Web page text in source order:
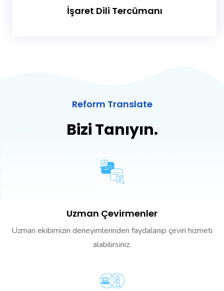
İşaret Dili Tercümanı
Reform Translate
Bizi Tanıyın.
Uzman Çevirmenler
Uzman ekibimizin deneyimlerinden faydalanıp çeviri hizmeti
alabilirsiniz.